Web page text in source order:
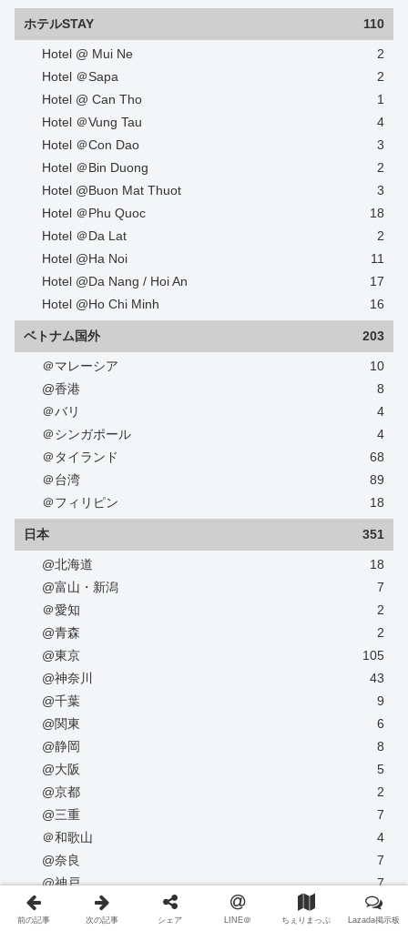
ホテルSTAY 110
Hotel @ Mui Ne
2
Hotel ＠Sapa
2
Hotel @ Can Tho
1
Hotel ＠Vung Tau
4
Hotel ＠Con Dao
3
Hotel ＠Bin Duong
2
Hotel @Buon Mat Thuot
3
Hotel ＠Phu Quoc
18
Hotel ＠Da Lat
2
Hotel @Ha Noi
11
Hotel @Da Nang / Hoi An
17
Hotel @Ho Chi Minh
16
ベトナム国外 203
＠マレーシア
10
@香港
8
＠バリ
4
＠シンガポール
4
＠タイランド
68
＠台湾
89
＠フィリピン
18
日本 351
@北海道
18
@富山・新潟
7
＠愛知
2
@青森
2
@東京
105
@神奈川
43
@千葉
9
@関東
6
@静岡
8
@大阪
5
@京都
2
@三重
7
＠和歌山
4
@奈良
7
@神戸
7
@広島・福山市
6
前の記事 次の記事 シェア LINE＠ ちぇりまっぷ Lazada掲示板